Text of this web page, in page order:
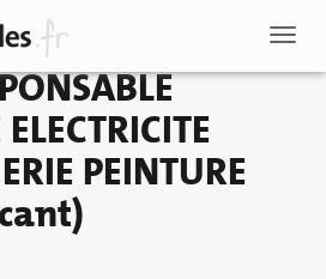
PEINTURE